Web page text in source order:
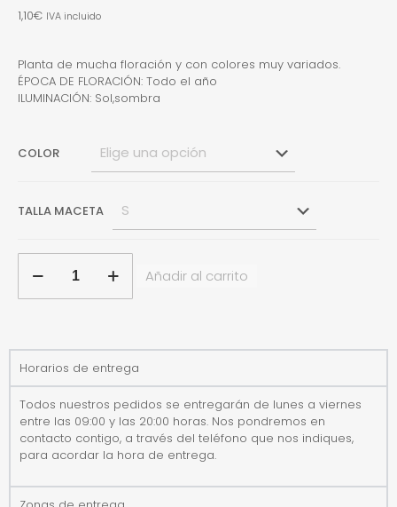
1,10€ IVA incluido
Planta de mucha floración y con colores muy variados.
ÉPOCA DE FLORACIÓN: Todo el año
ILUMINACIÓN: Sol,sombra
COLOR
TALLA MACETA
Añadir al carrito
Horarios de entrega
Todos nuestros pedidos se entregarán de lunes a viernes
entre las 09:00 y las 20:00 horas. Nos pondremos en
contacto contigo, a través del teléfono que nos indiques,
para acordar la hora de entrega.